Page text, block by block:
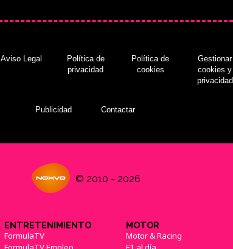
Aviso Legal
Política de
privacidad
Política de
cookies
Gestionar
cookies y
privacidad
Publicidad Contactar
© 2010 - 2026
ENTRETENIMIENTO
FormulaTV
MOTOR
Motor & Racing